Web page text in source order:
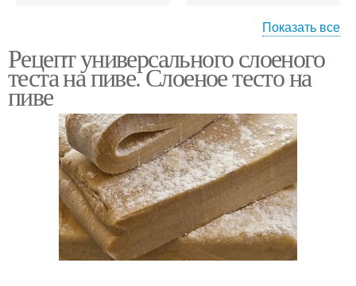
Рогалики на пиве Элементарный тест
Язычки на пиве
Ингредиенты для
слоеного теста
Показать все
Рецепт универсального слоеного
теста на пиве. Слоеное тесто на
пиве